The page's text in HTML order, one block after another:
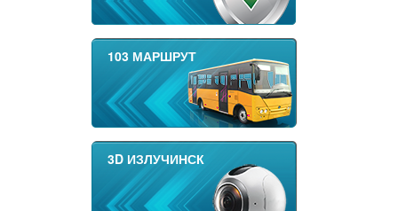
103 МАРШРУТ
3D ИЗЛУЧИНСК